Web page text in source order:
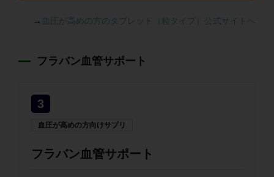
→ 血圧が高めの方のタブレット（粒タイプ）公式サイトへ
フラバン血管サポート
3
血圧が高めの方向けサプリ
フラバン血管サポート